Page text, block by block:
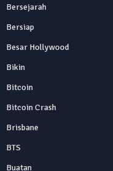
Bersejarah
Bersiap
Besar Hollywood
Bikin
Bitcoin
Bitcoin Crash
Brisbane
BTS
Buatan